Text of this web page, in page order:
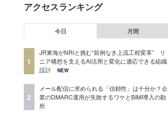
アクセスランキング
今日 月間
1
JR東海がNRIと挑む“前例なき上流工程変革” リ
ニア構想を支えるAI活用と変化に適応できる組織
設計
NEW
2
メール配信に求められる「信頼性」は十分か？企
業のDMARC運用が失敗するワケとBIMI導入の勘
所